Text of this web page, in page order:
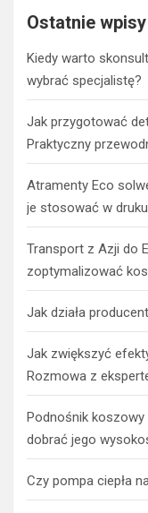
Ostatnie wpisy
Kiedy warto
wybrać specjalistę?
Jak przygotować
Praktyczny
Atramenty Eco
je stosować w
Transport z Azji do
zoptymalizować
Jak działa
Jak zwiększyć
Rozmowa z
Podnośnik
dobrać jego
Czy pompa ciepła